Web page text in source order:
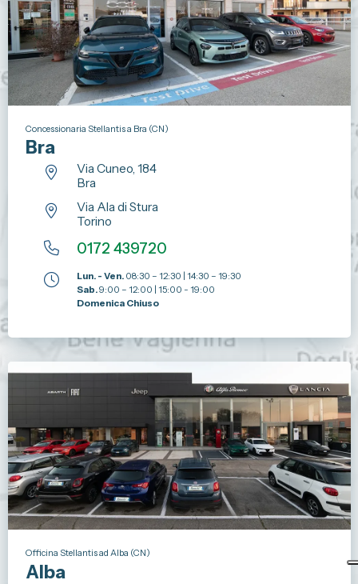
Concessionaria Stellantis a Bra (CN)
Bra
Via Cuneo, 184
Bra
Via Ala di Stura
Torino
0172 439720
Lun. - Ven. 08:30 – 12:30 | 14:30 – 19:30
Sab.9:00 – 12:00 | 15:00 - 19:00
Domenica Chiuso
Officina Stellantis ad Alba (CN)
Alba